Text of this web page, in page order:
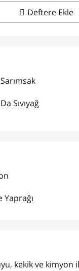
Deftere Ekle
Sıvıyağ
Yaprağı
kekik ve kimyon